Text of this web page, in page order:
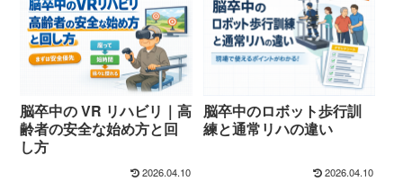
脳卒中の VR リハビリ｜高
齢者の安全な始め方と回
し方
2026.04.10
脳卒中のロボット歩行訓
練と通常リハの違い
2026.04.10